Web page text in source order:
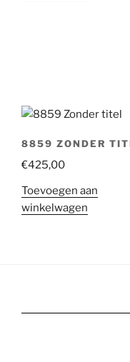
8859 ZONDER
€425,00
Toevoegen aan
winkelwagen